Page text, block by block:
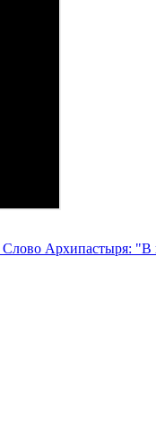
Слово Архипастыря: "В